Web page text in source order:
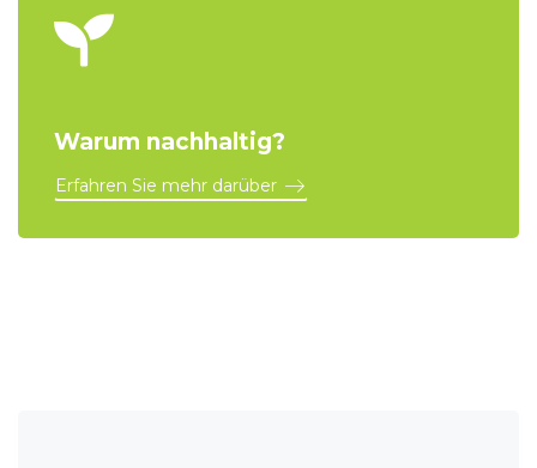
Warum nachhaltig?
Erfahren Sie mehr darüber